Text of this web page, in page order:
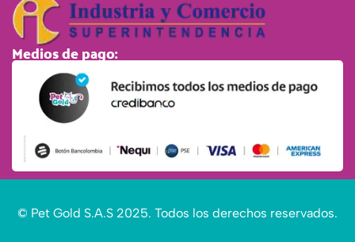
Medios de pago:
© Pet Gold S.A.S 2025. Todos los derechos reservados.